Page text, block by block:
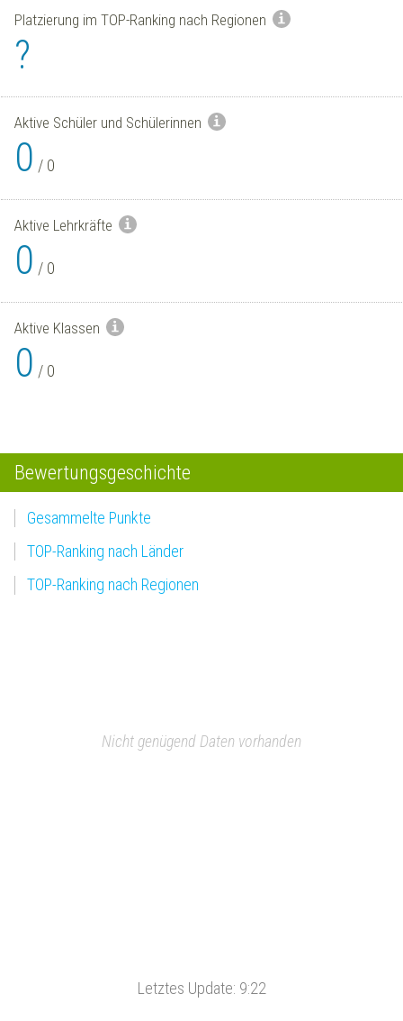
Platzierung im TOP-Ranking nach Regionen
?
Aktive Schüler und Schülerinnen
0 / 0
Aktive Lehrkräfte
0 / 0
Aktive Klassen
0 / 0
Bewertungsgeschichte
Gesammelte Punkte
TOP-Ranking nach Länder
TOP-Ranking nach Regionen
Nicht genügend Daten vorhanden
Letztes Update: 9:22